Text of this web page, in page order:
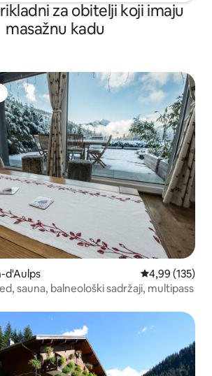
za obitelji koji imaju
masažnu kadu
s oznakom „Odabrali gosti”
d'Aulps Prosječna
4,99 (135)
sauna, balneološki sadržaji, multipass